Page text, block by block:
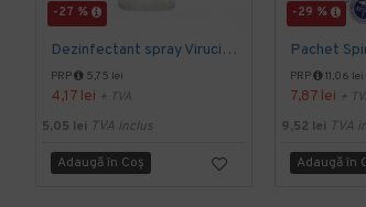
-27 %
Dezinfectant spray Virucid pentru maini si tegumente 40 ml Alchosept
PRP 5,75 lei
4,17 lei + TVA
5,05 lei TVA inclus
Adaugă în Coş
-29 %
PRP 11,06 lei
7,87 lei +
9,52 lei TVA
Adaugă în